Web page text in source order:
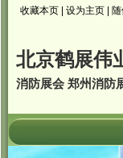
收藏本页 设为主页
北京鹤展伟
消防展会 郑州消防